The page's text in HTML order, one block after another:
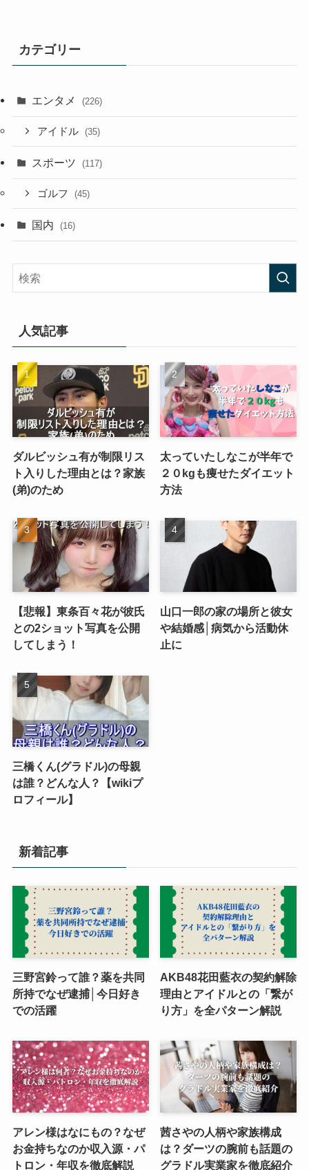
カテゴリー
エンタメ (226)
アイドル (35)
スポーツ (117)
ゴルフ (45)
国内 (16)
人気記事
ダルビッシュ有が制限リス
ト入りした理由とは？家族
(弟)のため
太っていたしなこが半年で
２０kgも痩せたダイエット
方法
【悲報】東条百々花が彼氏
との2ショット写真を公開
してしまう！
山口一郎の家の場所と彼女
や結婚感│病気から活動休
止に
三橋くん(グラドル)の母親
は誰？どんな人？【wikiプ
ロフィール】
新着記事
三野宮鈴って誰？薬を共同
所持でなぜ逮捕│今日好き
での活躍
AKB48花田藍衣の契約解除
理由とアイドルとの「繋が
り方」を全パターン解説
アレン様はなにもの？なぜ
お金持ちなのか収入源・パ
トロン・年収を徹底解説
茜さやの人柄や家族構成
は？ダーツの腕前も話題の
グラドル実業家を徹底紹介